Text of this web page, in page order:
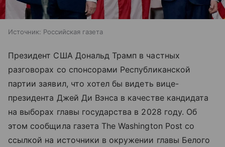
Источник: Российская газета
Президент США Дональд Трамп в частных
разговорах со спонсорами Республиканской
партии заявил, что хотел бы видеть вице-
президента Джей Ди Вэнса в качестве кандидата
на выборах главы государства в 2028 году. Об
этом сообщила газета The Washington Post со
ссылкой на источники в окружении главы Белого